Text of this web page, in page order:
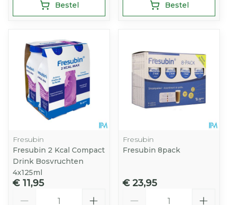
Bestel Bestel
Fresubin
Fresubin 2 Kcal Compact
Drink Bosvruchten
4x125ml
€ 11,95
Fresubin
Fresubin 8pack
€ 23,95